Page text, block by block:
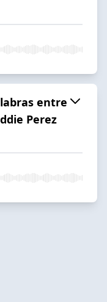
entre
Perez